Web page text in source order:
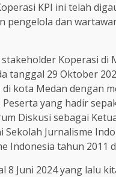
KPI ini telah
dan
Koperasi di
tanggal 29 Oktober
kota Medan dengan
yang hadir
Diskusi sebagai
Jurnalisme
Indonesia tahun 2011
Juni 2024 yang lalu